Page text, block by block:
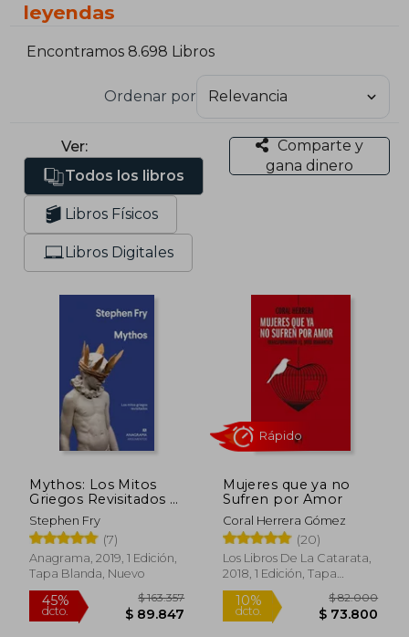
leyendas
Encontramos 8.698 Libros
Ordenar por
Ver:
Todos los libros
Libros Físicos
Libros Digitales
Comparte y
gana dinero
Mythos: Los Mitos
Griegos Revisitados =
Mythos
Stephen Fry
(7)
Anagrama, 2019, 1 Edición,
Tapa Blanda, Nuevo
Mujeres que ya no
Sufren por Amor
Coral Herrera Gómez
(20)
Los Libros De La Catarata,
2018, 1 Edición, Tapa
Blanda, Nuevo
Rápido